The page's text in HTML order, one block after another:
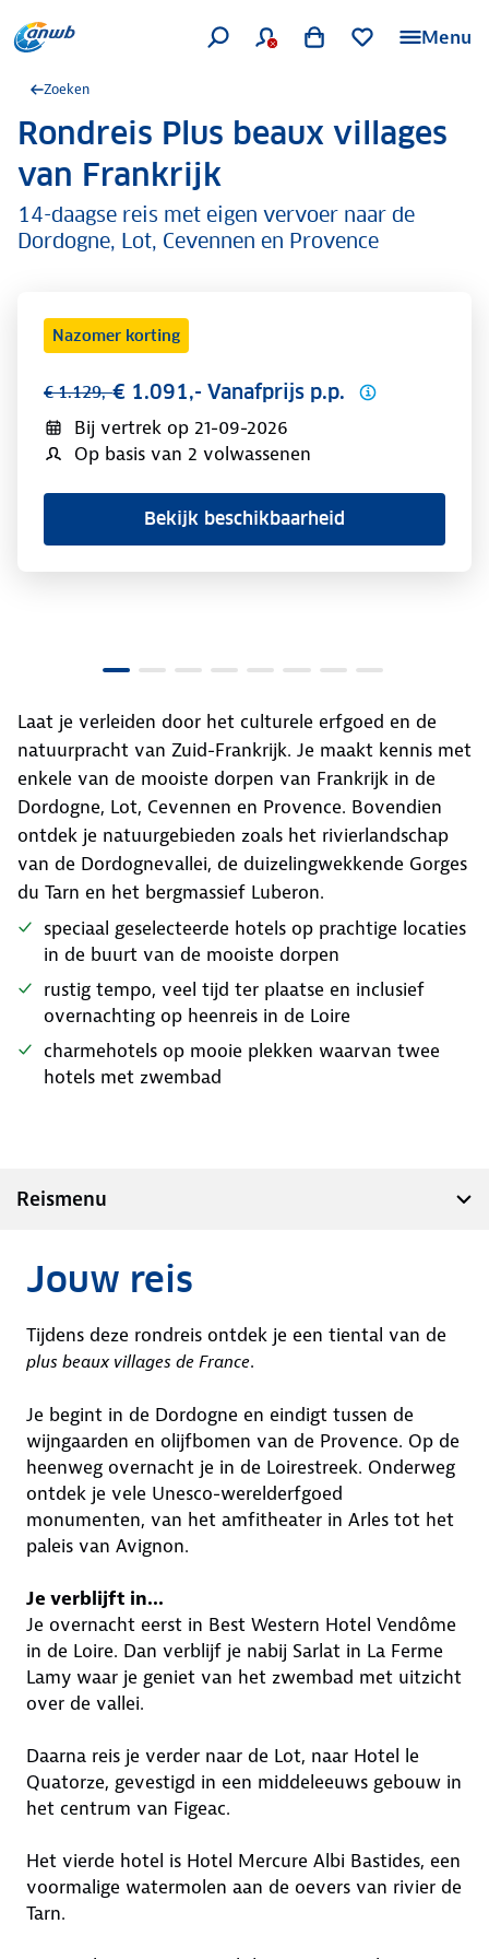
Menu
Zoeken
.Rondreis Plus beaux villages
van Frankrijk
14-daagse reis met eigen vervoer naar de
Dordogne, Lot, Cevennen en Provence
Nazomer korting
€ 1.129,-€ 1.091,- Vanafprijs p.p.
Bij vertrek op 21-09-2026
Op basis van 2 volwassenen
Bekijk beschikbaarheid
Laat je verleiden door het culturele erfgoed en de
natuurpracht van Zuid-Frankrijk. Je maakt kennis met
enkele van de mooiste dorpen van Frankrijk in de
Dordogne, Lot, Cevennen en Provence. Bovendien
ontdek je natuurgebieden zoals het rivierlandschap
van de Dordognevallei, de duizelingwekkende Gorges
du Tarn en het bergmassief Luberon.
speciaal geselecteerde hotels op prachtige locaties
in de buurt van de mooiste dorpen
rustig tempo, veel tijd ter plaatse en inclusief
overnachting op heenreis in de Loire
charmehotels op mooie plekken waarvan twee
hotels met zwembad
Reismenu
Jouw reis
Tijdens deze rondreis ontdek je een tiental van de
plus beaux villages de France.
Je begint in de Dordogne en eindigt tussen de
wijngaarden en olijfbomen van de Provence. Op de
heenweg overnacht je in de Loirestreek. Onderweg
ontdek je vele Unesco-werelderfgoed
monumenten, van het amfitheater in Arles tot het
paleis van Avignon.
Je verblijft in...
Je overnacht eerst in Best Western Hotel Vendôme
in de Loire. Dan verblijf je nabij Sarlat in La Ferme
Lamy waar je geniet van het zwembad met uitzicht
over de vallei.
Daarna reis je verder naar de Lot, naar Hotel le
Quatorze, gevestigd in een middeleeuws gebouw in
het centrum van Figeac.
Het vierde hotel is Hotel Mercure Albi Bastides, een
voormalige watermolen aan de oevers van rivier de
Tarn.